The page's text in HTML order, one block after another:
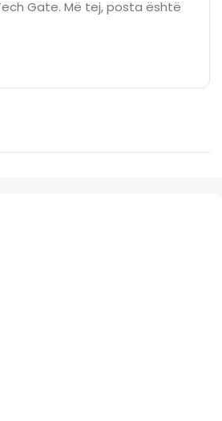
Gate. Më tej, posta është